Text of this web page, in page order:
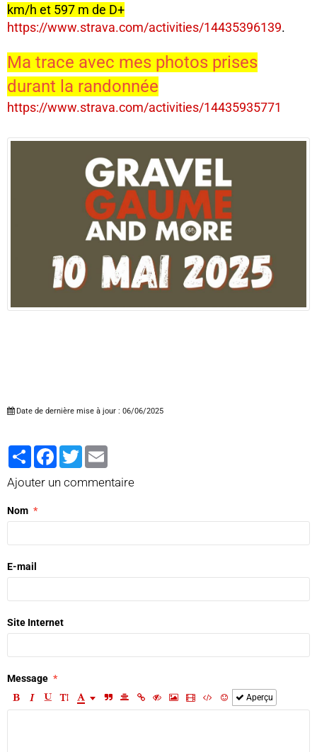
km/h et 597 m de D+
https://www.strava.com/activities/14435396139.
Ma trace avec mes photos prises
durant la randonnée
https://www.strava.com/activities/14435935771
Date de dernière mise à jour : 06/06/2025
PartagerFacebook
Twitter
Ajouter un commentaire
Nom
E-mail
Site Internet
Message
Aperçu